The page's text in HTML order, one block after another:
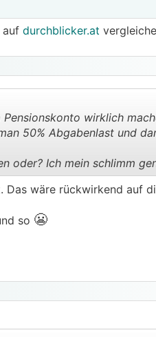
auf durchblicker.at
wirklich
50% Abgabenlast und
oder? Ich mein schlimm
Das wäre rückwirkend auf
so 😬